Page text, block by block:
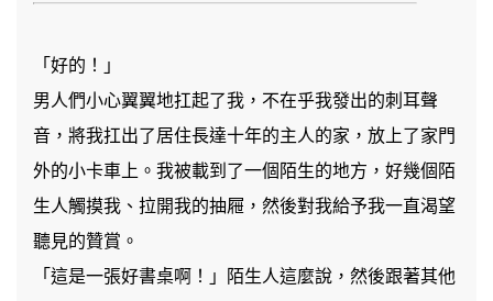
「好的！」
男人們小心翼翼地扛起了我，不在乎我發出的刺耳聲
音，將我扛出了居住長達十年的主人的家，放上了家門
外的小卡車上。我被載到了一個陌生的地方，好幾個陌
生人觸摸我、拉開我的抽屜，然後對我給予我一直渴望
聽見的贊賞。
「這是一張好書桌啊！」陌生人這麼說，然後跟著其他